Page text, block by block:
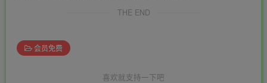
THE END
会员免费
喜欢就支持一下吧